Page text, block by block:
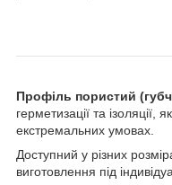
Профіль пористий
герметизації та ізоляції,
екстремальних умовах.
Доступний у різних
виготовлення під